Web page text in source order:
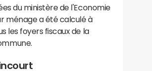
du ministère de l'Economie
ménage a été calculé à
les foyers fiscaux de la